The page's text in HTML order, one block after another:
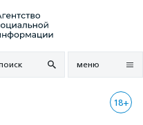
меню
18+